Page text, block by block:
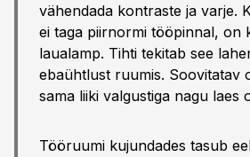
vähendada kontraste ja varje.
ei taga piirnormi tööpinnal, on
laualamp. Tihti tekitab see
ebaühtlust ruumis. Soovitatav
sama liiki valgustiga nagu laes
Tööruumi kujundades tasub